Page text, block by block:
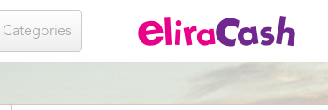
Categories